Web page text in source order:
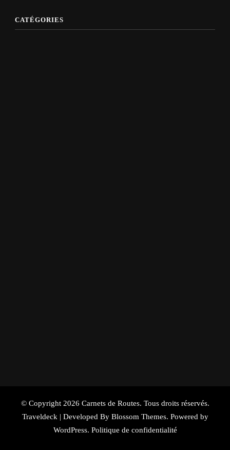
CATÉGORIES
© Copyright 2026 Carnets de Routes. Tous droits réservés.
Traveldeck | Developed By Blossom Themes. Powered by
WordPress. Politique de confidentialité